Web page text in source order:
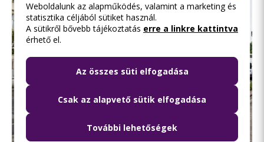
Weboldalunk az alapműködés, valamint a marketing és
statisztika céljából sütiket használ.
A sütikről bővebb tájékoztatás erre a linkre kattintva
érhető el.
Az összes süti elfogadása
Csak az alapvető sütik elfogadása
További lehetőségek